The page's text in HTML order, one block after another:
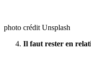
photo crédit Unsplash
Il faut rester en